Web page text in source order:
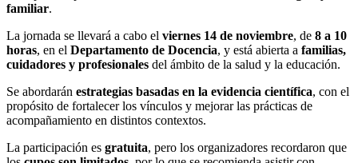
familiar.
La jornada se llevará a cabo el viernes 14 de noviembre, de 8 a 10
horas, en el Departamento de Docencia, y está abierta a familias,
cuidadores y profesionales del ámbito de la salud y la educación.
Se abordarán estrategias basadas en la evidencia científica, con el
propósito de fortalecer los vínculos y mejorar las prácticas de
acompañamiento en distintos contextos.
La participación es gratuita, pero los organizadores recordaron que